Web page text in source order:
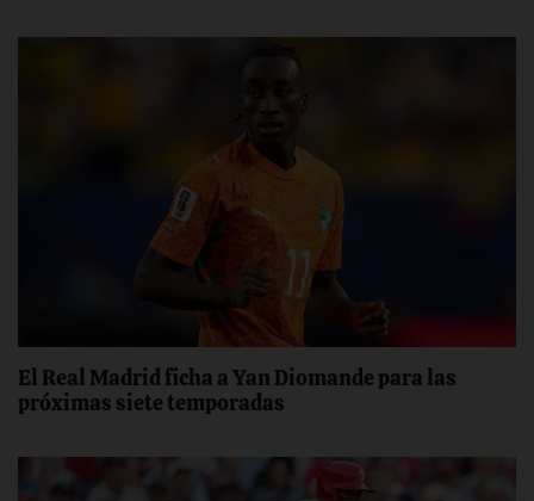
El Real Madrid ficha a Yan Diomande para las
próximas siete temporadas